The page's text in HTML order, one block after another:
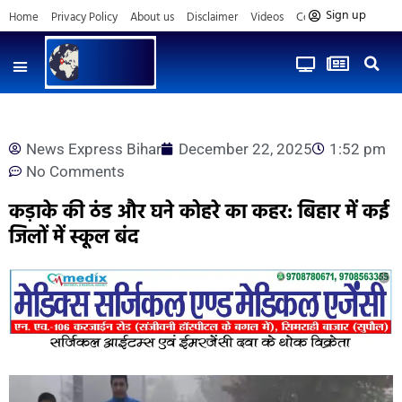
Home Privacy Policy About us Disclaimer Videos Contact us
Sign up
News Express Bihar December 22, 2025
1:52 pm
No Comments
कड़ाके की ठंड और घने कोहरे का कहर: बिहार में कई
जिलों में स्कूल बंद